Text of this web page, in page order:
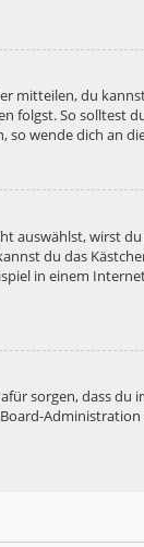
mitteilen, du
folgst. So solltest
so wende dich an
auswählst, wirst
du das
in einem
sorgen, dass